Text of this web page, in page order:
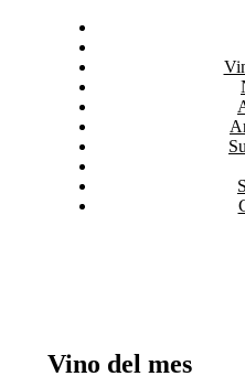
Vino del mes